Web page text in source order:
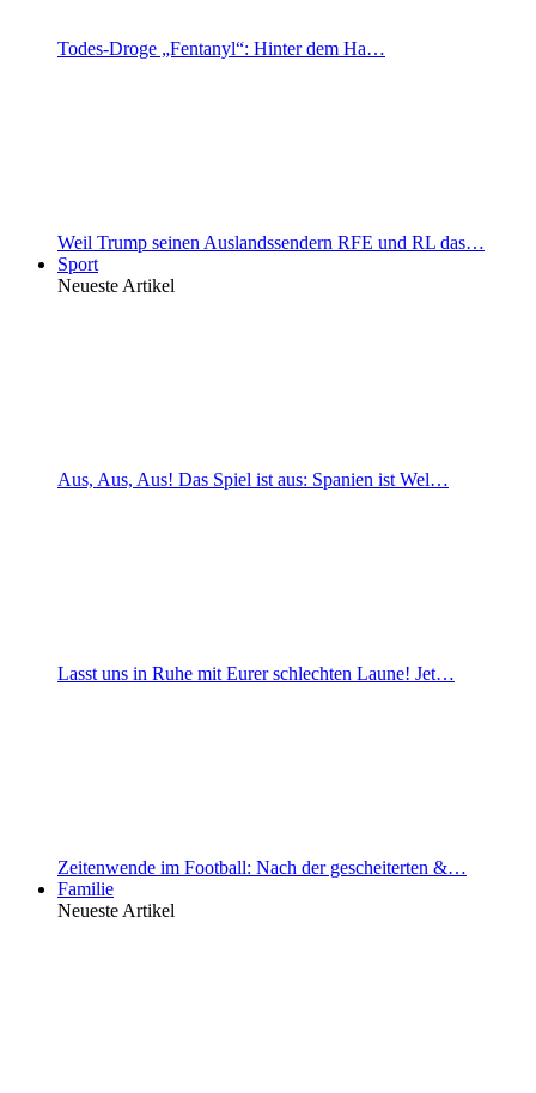
Todes-Droge „Fentanyl“: Hinter dem Ha…
Weil Trump seinen Auslandssendern RFE und RL das…
Sport
Neueste Artikel
Aus, Aus, Aus! Das Spiel ist aus: Spanien ist Wel…
Lasst uns in Ruhe mit Eurer schlechten Laune! Jet…
Zeitenwende im Football: Nach der gescheiterten &…
Familie
Neueste Artikel